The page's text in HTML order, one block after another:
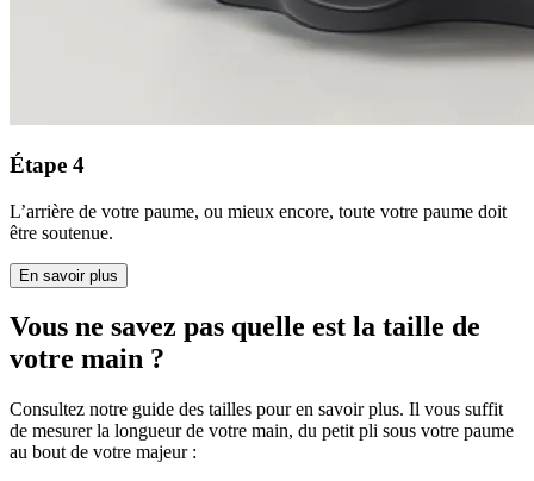
Étape 4
L’arrière de votre paume, ou mieux encore, toute votre paume doit
être soutenue.
En savoir plus
Vous ne savez pas quelle est la taille de
votre main ?
Consultez notre guide des tailles pour en savoir plus. Il vous suffit
de mesurer la longueur de votre main, du petit pli sous votre paume
au bout de votre majeur :